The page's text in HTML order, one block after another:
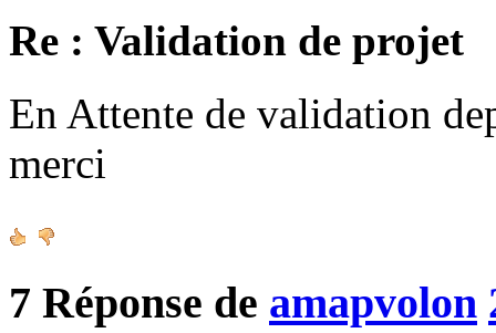
Re : Validation de projet
En Attente de validation
merci
7 Réponse de amapvolon